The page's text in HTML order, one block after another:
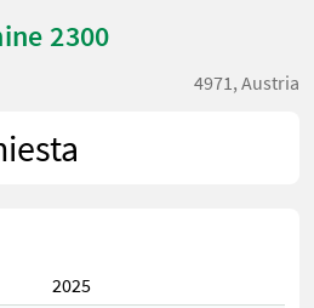
2300
4971, Austria
2025